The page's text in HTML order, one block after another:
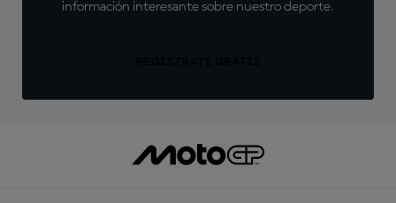
información interesante sobre nuestro deporte.